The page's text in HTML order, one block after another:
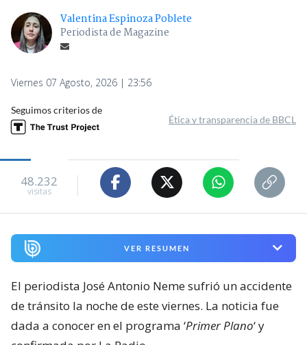
Valentina Espinoza Poblete
Periodista de Magazine
Viernes 07 Agosto, 2026 | 23:56
Seguimos criterios de
Ética y transparencia de BBCL
48.232
visitas
VER RESUMEN
El periodista José Antonio Neme sufrió un accidente
de tránsito la noche de este viernes. La noticia fue
dada a conocer en el programa ‘Primer Plano‘ y